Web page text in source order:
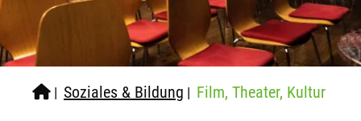
| Soziales & Bildung | Film, Theater, Kultur